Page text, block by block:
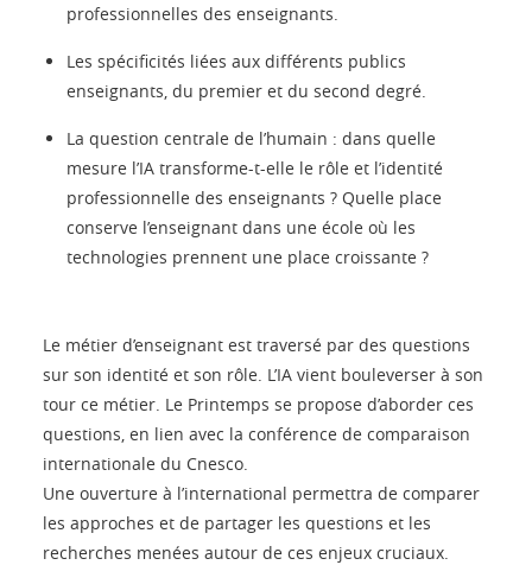
professionnelles des enseignants.
Les spécificités liées aux différents publics
enseignants, du premier et du second degré.
La question centrale de l’humain : dans quelle
mesure l’IA transforme-t-elle le rôle et l’identité
professionnelle des enseignants ? Quelle place
conserve l’enseignant dans une école où les
technologies prennent une place croissante ?
Le métier d’enseignant est traversé par des questions
sur son identité et son rôle. L’IA vient bouleverser à son
tour ce métier. Le Printemps se propose d’aborder ces
questions, en lien avec la conférence de comparaison
internationale du Cnesco.
Une ouverture à l’international permettra de comparer
les approches et de partager les questions et les
recherches menées autour de ces enjeux cruciaux.